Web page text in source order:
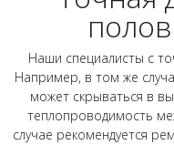
Наши специалисты с
Например, в том же
может скрываться в
теплопроводимость
случае рекомендуется